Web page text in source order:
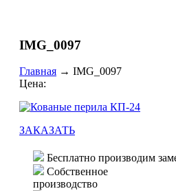
IMG_0097
Главная → IMG_0097
Цена:
ЗАКАЗАТЬ
Бесплатно производим
Собственное
производство